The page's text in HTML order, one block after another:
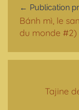
Publication
Bánh mì, le
du monde #2)
Tajine